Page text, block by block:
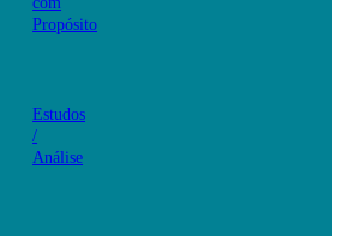
Propósito
Estudos
/
Análise